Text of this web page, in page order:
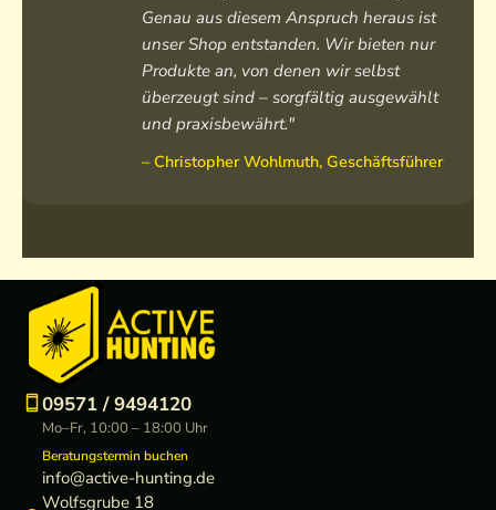
Genau aus diesem Anspruch heraus ist
unser Shop entstanden. Wir bieten nur
Produkte an, von denen wir selbst
überzeugt sind – sorgfältig ausgewählt
und praxisbewährt."
– Christopher Wohlmuth, Geschäftsführer
09571 / 9494120
Mo–Fr, 10:00 – 18:00 Uhr
Beratungstermin buchen
info@active-hunting.de
Wolfsgrube 18